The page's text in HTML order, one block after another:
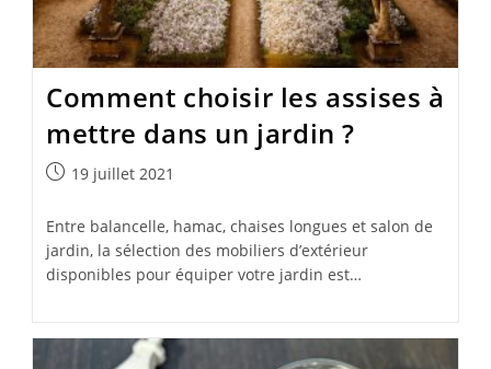
Comment choisir les assises à
mettre dans un jardin ?
Publication
19 juillet 2021
Entre balancelle, hamac, chaises longues et salon de
jardin, la sélection des mobiliers d’extérieur
disponibles pour équiper votre jardin est…